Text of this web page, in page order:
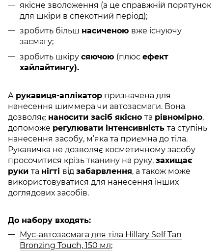
якісне зволоження (а це справжній порятунок
для шкіри в спекотний період);
зробить більш насиченою вже існуючу
засмагу;
зробить шкіру сяючою (плюс ефект
хайлайтингу).
А рукавиця-аплікатор призначена для
нанесення шиммера чи автозасмаги. Вона
дозволяє наносити засіб якісно та рівномірно,
допоможе регулювати інтенсивність та ступінь
нанесення засобу, м’яка та приємна до тіла.
Рукавичка не дозволяє косметичному засобу
просочитися крізь тканину на руку, захищає
руки та нігті від забарвлення, а також може
використовуватися для нанесення інших
доглядових засобів.
До набору входять:
Мус-автозасмага для тіла Hillary Self Tan
Bronzing Touch, 150 мл;